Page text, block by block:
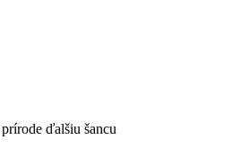
ďalšiu šancu